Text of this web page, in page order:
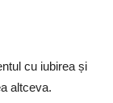
cu iubirea și
altceva.